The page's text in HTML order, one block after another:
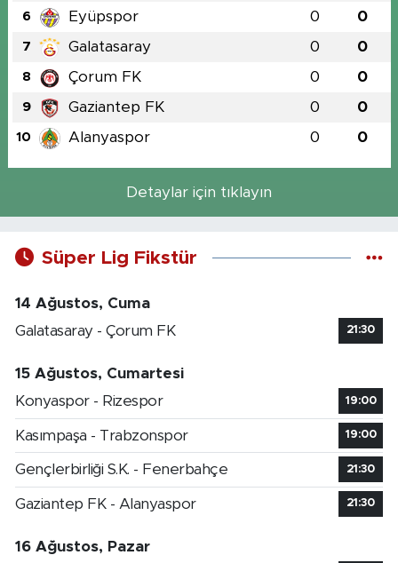
6 Eyüpspor 0 0
7 Galatasaray 0 0
8 Çorum FK 0 0
9 Gaziantep FK 0 0
10 Alanyaspor 0 0
Detaylar için tıklayın
Süper Lig Fikstür
14 Ağustos, Cuma
Galatasaray - Çorum FK
21:30
15 Ağustos, Cumartesi
Konyaspor - Rizespor
19:00
Kasımpaşa - Trabzonspor 19:00
Gençlerbirliği S.K. - Fenerbahçe 21:30
Gaziantep FK - Alanyaspor 21:30
16 Ağustos, Pazar